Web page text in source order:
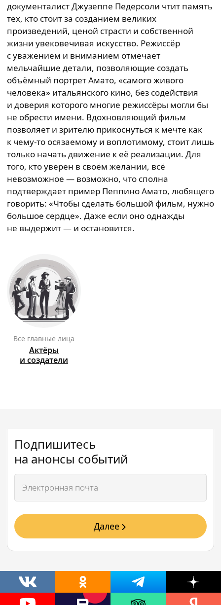
документалист Джузеппе Педерсоли чтит память
тех, кто стоит за созданием великих
произведений, ценой страсти и собственной
жизни увековечивая искусство. Режиссёр
с уважением и вниманием отмечает
мельчайшие детали, позволяющие создать
объёмный портрет Амато, «самого живого
человека» итальянского кино, без содействия
и доверия которого многие режиссёры могли бы
не обрести имени. Вдохновляющий фильм
позволяет и зрителю прикоснуться к мечте как
к чему-то осязаемому и воплотимому, стоит лишь
только начать движение к её реализации. Для
того, кто уверен в своём желании, всё
невозможное — возможно, что сполна
подтверждает пример Пеппино Амато, любящего
говорить: «Чтобы сделать большой фильм, нужно
большое сердце». Даже если оно однажды
не выдержит — и остановится.
Все главные лица
Актёры
и создатели
Подпишитесь
на анонсы событий
Далее